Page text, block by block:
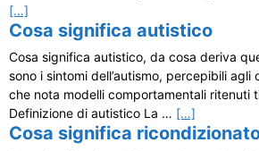
[…]
Cosa significa autistico
Cosa significa autistico, da cosa deriva
sono i sintomi dell’autismo, percepibili agli
che nota modelli comportamentali ritenuti
Definizione di autistico La … […]
Cosa significa